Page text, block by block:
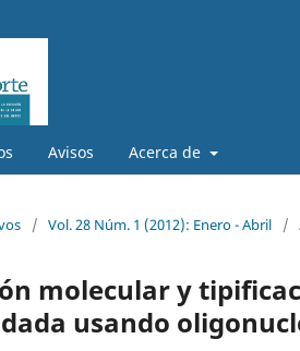
Avisos Acerca de
/ Vol. 28 Núm. 1 (2012): Enero - Abril /
molecular y
usando